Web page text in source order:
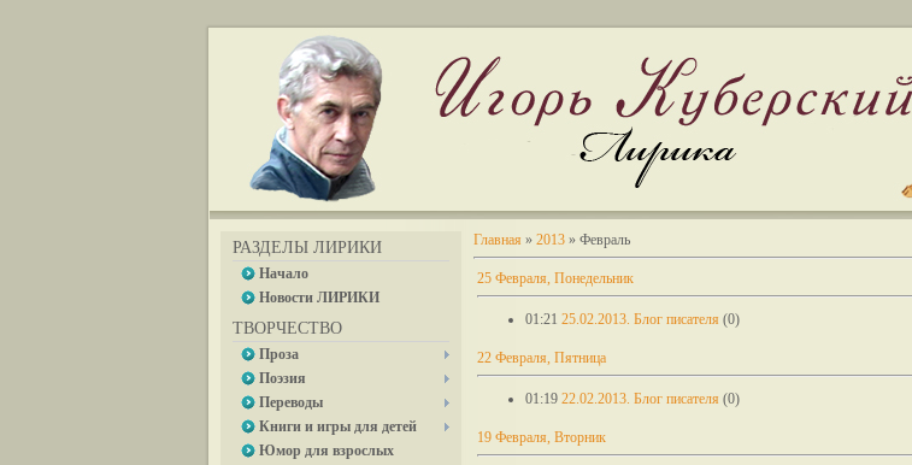
РАЗДЕЛЫ ЛИРИКИ
Начало
Новости ЛИРИКИ
ТВОРЧЕСТВО
Проза
Поэзия
Переводы
Книги и игры для детей
Юмор для взрослых
Главная » 2013 » Февраль
25 Февраля, Понедельник
01:21 25.02.2013. Блог писателя (0)
22 Февраля, Пятница
01:19 22.02.2013. Блог писателя (0)
19 Февраля, Вторник